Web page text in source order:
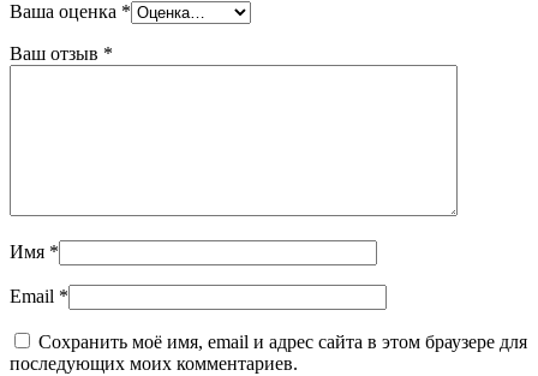
Ваша оценка *
Ваш отзыв *
Имя *
Email *
Сохранить моё имя, email и адрес сайта в этом браузере для
последующих моих комментариев.